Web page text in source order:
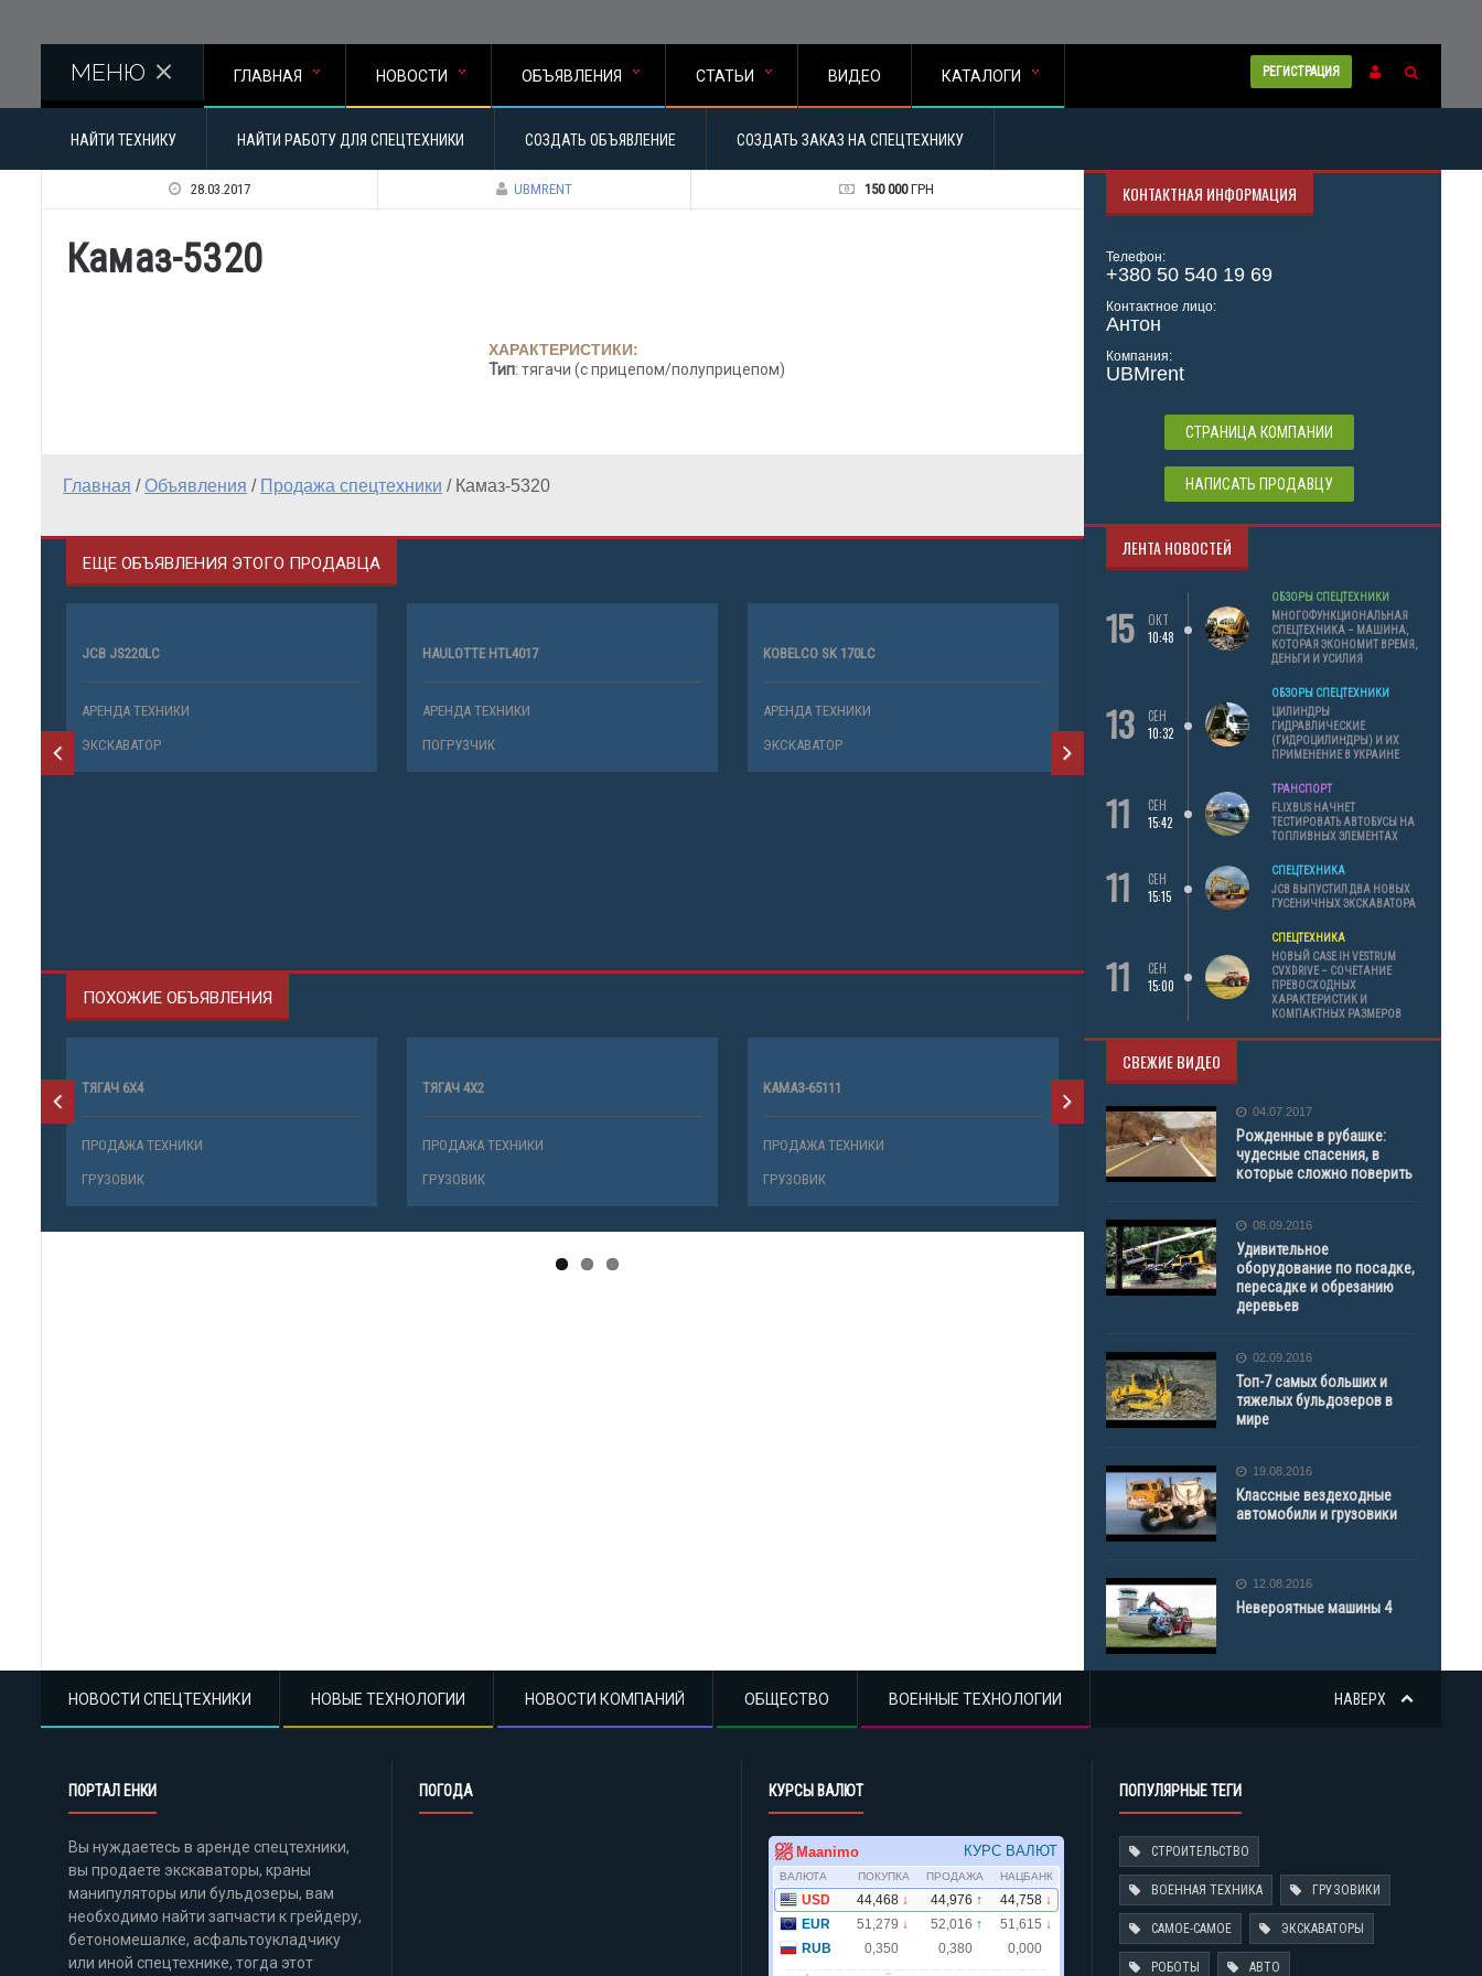
РЕГИСТРАЦИЯ
МЕНЮ ГЛАВНАЯ НОВОСТИ ОБЪЯВЛЕНИЯ СТАТЬИ ВИДЕО КАТАЛОГИ
НАЙТИ ТЕХНИКУ НАЙТИ РАБОТУ ДЛЯ СПЕЦТЕХНИКИ СОЗДАТЬ ОБЪЯВЛЕНИЕ СОЗДАТЬ ЗАКАЗ НА СПЕЦТЕХНИКУ
28.03.2017 UBMRENT 150 000 ГРН
Камаз-5320
ХАРАКТЕРИСТИКИ:
Тип: тягачи (с прицепом/полуприцепом)
Главная / Объявления / Продажа спецтехники / Камаз-5320
ЕЩЕ ОБЪЯВЛЕНИЯ ЭТОГО ПРОДАВЦА
JCB JS220LC
АРЕНДА ТЕХНИКИ
ЭКСКАВАТОР
HAULOTTE HTL4017
АРЕНДА ТЕХНИКИ
ПОГРУЗЧИК
KOBELCO SK 170LC
АРЕНДА ТЕХНИКИ
ЭКСКАВАТОР
АРЕНДА ТЕХНИКИ
МЗКТ-
ПОХОЖИЕ ОБЪЯВЛЕНИЯ
ТЯГАЧ 6Х4
ПРОДАЖА ТЕХНИКИ
ГРУЗОВИК
ТЯГАЧ 4Х2
ПРОДАЖА ТЕХНИКИ
ГРУЗОВИК
КАМАЗ-65111
ПРОДАЖА ТЕХНИКИ
ГРУЗОВИК
ДВИГАТЕЛЬ
ПРОДАЖА ТЕХНИКИ
ГРУЗОВИК
КОНТАКТНАЯ ИНФОРМАЦИЯ
Телефон:
+380 50 540 19 69
Контактное лицо:
Антон
Компания:
UBMrent
СТРАНИЦА КОМПАНИИ
НАПИСАТЬ ПРОДАВЦУ
ЛЕНТА НОВОСТЕЙ
15
ОКТ
10:48
ОБЗОРЫ СПЕЦТЕХНИКИ
МНОГОФУНКЦИОНАЛЬНАЯ
СПЕЦТЕХНИКА – МАШИНА,
КОТОРАЯ ЭКОНОМИТ ВРЕМЯ,
ДЕНЬГИ И УСИЛИЯ
13
СЕН
10:32
ОБЗОРЫ СПЕЦТЕХНИКИ
ЦИЛИНДРЫ
ГИДРАВЛИЧЕСКИЕ
(ГИДРОЦИЛИНДРЫ) И ИХ
ПРИМЕНЕНИЕ В УКРАИНЕ
11
СЕН
15:42
ТРАНСПОРТ
FLIXBUS НАЧНЕТ
ТЕСТИРОВАТЬ АВТОБУСЫ НА
ТОПЛИВНЫХ ЭЛЕМЕНТАХ
11
СЕН
15:15
СПЕЦТЕХНИКА
JCB ВЫПУСТИЛ ДВА НОВЫХ
ГУСЕНИЧНЫХ ЭКСКАВАТОРА
11
СЕН
15:00
СПЕЦТЕХНИКА
НОВЫЙ CASE IH VESTRUM
CVXDRIVE – СОЧЕТАНИЕ
ПРЕВОСХОДНЫХ
ХАРАКТЕРИСТИК И
КОМПАКТНЫХ РАЗМЕРОВ
СВЕЖИЕ ВИДЕО
04.07.2017
Рожденные в рубашке:
чудесные спасения, в
которые сложно поверить
08.09.2016
Удивительное
оборудование по посадке,
пересадке и обрезанию
деревьев
02.09.2016
Топ-7 самых больших и
тяжелых бульдозеров в
мире
19.08.2016
Классные вездеходные
автомобили и грузовики
12.08.2016
Невероятные машины 4
НАВЕРХ
НОВОСТИ СПЕЦТЕХНИКИ НОВЫЕ ТЕХНОЛОГИИ НОВОСТИ КОМПАНИЙ ОБЩЕСТВО ВОЕННЫЕ ТЕХНОЛОГИИ
ПОРТАЛ ЕНКИ
Вы нуждаетесь в аренде спецтехники,
вы продаете экскаваторы, краны
манипуляторы или бульдозеры, вам
необходимо найти запчасти к грейдеру,
бетономешалке, асфальтоукладчику
или иной спецтехнике, тогда этот
ПОГОДА КУРСЫ ВАЛЮТ ПОПУЛЯРНЫЕ ТЕГИ
СТРОИТЕЛЬСТВО
ВОЕННАЯ ТЕХНИКА ГРУЗОВИКИ
САМОЕ-САМОЕ ЭКСКАВАТОРЫ
РОБОТЫ АВТО